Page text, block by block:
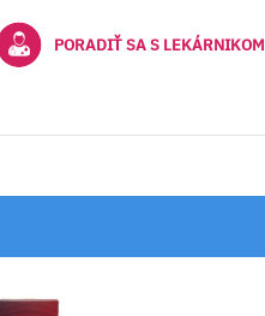
PORADIŤ SA S LEKÁRNIKOM